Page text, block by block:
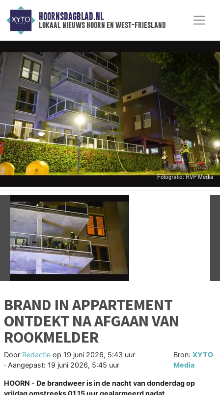
HOORNSDAGBLAD.NL
lokaal nieuws hoorn en west-friesland
Vorige
BRAND IN APPARTEMENT
ONTDEKT NA AFGAAN VAN
ROOKMELDER
Door Redactie op 19 juni 2026, 5:43 uur
· Aangepast: 19 juni 2026, 5:45 uur
Bron:XYTO
Media
HOORN - De brandweer is in de nacht van donderdag op
vrijdag omstreeks 01.15 uur gealarmeerd nadat